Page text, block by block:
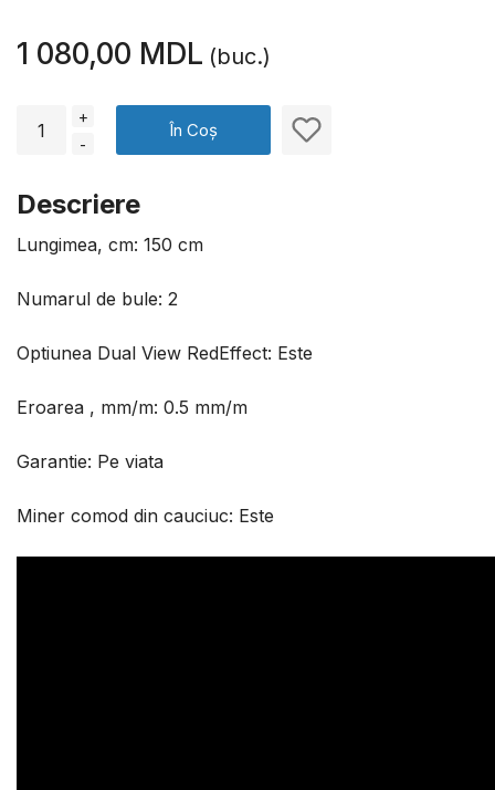
1 080,00 MDL (buc.)
+
-
În Coș
Descriere
Lungimea, cm: 150 cm
Numarul de bule: 2
Optiunea Dual View RedEffect: Este
Eroarea , mm/m: 0.5 mm/m
Garantie: Pe viata
Miner comod din cauciuc: Este